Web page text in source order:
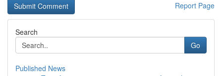
Report Page
Search
Go
Published News